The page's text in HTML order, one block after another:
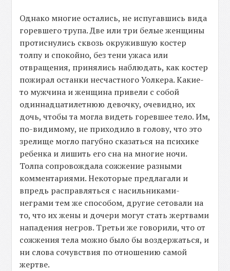
Однако многие остались, не испугавшись вида
горевшего трупа. Две или три белые женщины
протиснулись сквозь окружившую костер
толпу и спокойно, без тени ужаса или
отвращения, принялись наблюдать, как костер
пожирал останки несчастного Уолкера. Какие-
то мужчина и женщина привели с собой
одиннадцатилетнюю девочку, очевидно, их
дочь, чтобы та могла видеть горевшее тело. Им,
по-видимому, не приходило в голову, что это
зрелище могло пагубно сказаться на психике
ребенка и лишить его сна на многие ночи.
Толпа сопровождала сожжение разными
комментариями. Некоторые предлагали и
впредь расправляться с насильниками-
неграми тем же способом, другие сетовали на
то, что их жены и дочери могут стать жертвами
нападения негров. Третьи же говорили, что от
сожжения тела можно было бы воздержаться, и
ни слова сочувствия по отношению самой
жертве.